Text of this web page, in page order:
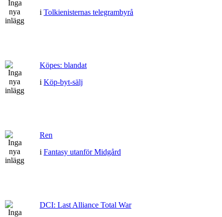
i Tolkienisternas telegrambyrå
Köpes: blandat
i Köp-byt-sälj
Ren
i Fantasy utanför Midgård
DCI: Last Alliance Total War